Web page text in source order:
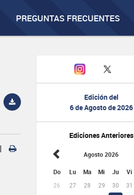
PREGUNTAS FRECUENTES
Edición del
6 de Agosto de 2026
Ediciones Anteriores
Agosto 2026
Do Lu Ma Mi Ju Vi
26 27 28 29 30 31
|